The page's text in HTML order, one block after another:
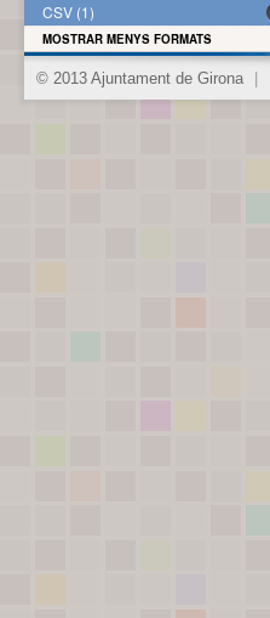
CSV (1)
MOSTRAR MENYS FORMATS
© 2013 Ajuntament de Girona